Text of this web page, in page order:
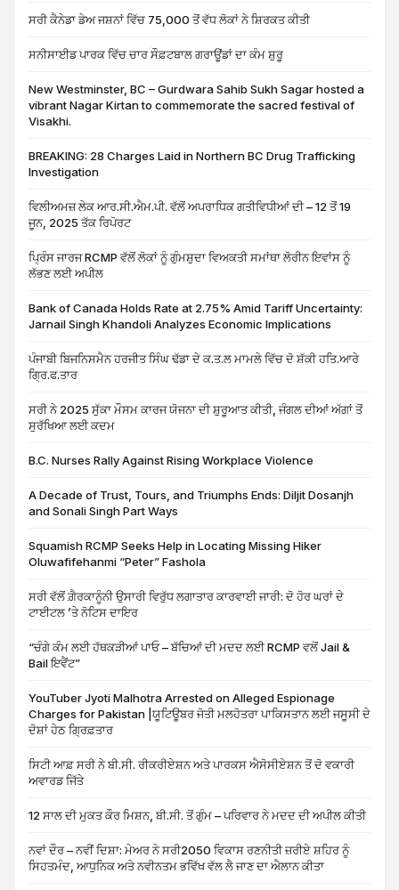
ਸਰੀ ਕੈਨੇਡਾ ਡੇਅ ਜਸ਼ਨਾਂ ਵਿੱਚ 75,000 ਤੋਂ ਵੱਧ ਲੋਕਾਂ ਨੇ ਸ਼ਿਰਕਤ ਕੀਤੀ
ਸਨੀਸਾਈਡ ਪਾਰਕ ਵਿੱਚ ਚਾਰ ਸੌਫ਼ਟਬਾਲ ਗਰਾਊਂਡਾਂ ਦਾ ਕੰਮ ਸ਼ੁਰੂ
New Westminster, BC – Gurdwara Sahib Sukh Sagar hosted a
vibrant Nagar Kirtan to commemorate the sacred festival of
Visakhi.
BREAKING: 28 Charges Laid in Northern BC Drug Trafficking
Investigation
ਵਿਲੀਅਮਜ਼ ਲੇਕ ਆਰ.ਸੀ.ਐਮ.ਪੀ. ਵੱਲੋਂ ਅਪਰਾਧਿਕ ਗਤੀਵਿਧੀਆਂ ਦੀ – 12 ਤੋਂ 19
ਜੂਨ, 2025 ਤੱਕ ਰਿਪੋਰਟ
ਪ੍ਰਿੰਸ ਜਾਰਜ RCMP ਵੱਲੋਂ ਲੋਕਾਂ ਨੂੰ ਗੁੰਮਸ਼ੁਦਾ ਵਿਅਕਤੀ ਸਮਾਂਥਾ ਲੋਰੀਨ ਇਵਾਂਸ ਨੂੰ
ਲੱਭਣ ਲਈ ਅਪੀਲ
Bank of Canada Holds Rate at 2.75% Amid Tariff Uncertainty:
Jarnail Singh Khandoli Analyzes Economic Implications
ਪੰਜਾਬੀ ਬਿਜਨਿਸਮੈਨ ਹਰਜੀਤ ਸਿੰਘ ਢੱਡਾ ਦੇ ਕ.ਤ.ਲ ਮਾਮਲੇ ਵਿੱਚ ਦੋ ਸ਼ੱਕੀ ਹਤਿ.ਆਰੇ
ਗ੍ਰਿ.ਫ.ਤਾਰ
ਸਰੀ ਨੇ 2025 ਸੁੱਕਾ ਮੌਸਮ ਕਾਰਜ ਯੋਜਨਾ ਦੀ ਸ਼ੁਰੂਆਤ ਕੀਤੀ, ਜੰਗਲ ਦੀਆਂ ਅੱਗਾਂ ਤੋਂ
ਸੁਰੱਖਿਆ ਲਈ ਕਦਮ
B.C. Nurses Rally Against Rising Workplace Violence
A Decade of Trust, Tours, and Triumphs Ends: Diljit Dosanjh
and Sonali Singh Part Ways
Squamish RCMP Seeks Help in Locating Missing Hiker
Oluwafifehanmi “Peter” Fashola
ਸਰੀ ਵੱਲੋਂ ਗ਼ੈਰਕਾਨੂੰਨੀ ਉਸਾਰੀ ਵਿਰੁੱਧ ਲਗਾਤਾਰ ਕਾਰਵਾਈ ਜਾਰੀ: ਦੋ ਹੋਰ ਘਰਾਂ ਦੇ
ਟਾਈਟਲ ’ਤੇ ਨੋਟਿਸ ਦਾਇਰ
“ਚੰਗੇ ਕੰਮ ਲਈ ਹੱਥਕੜੀਆਂ ਪਾਓ – ਬੱਚਿਆਂ ਦੀ ਮਦਦ ਲਈ RCMP ਵਲੋਂ Jail &
Bail ਇਵੈਂਟ”
YouTuber Jyoti Malhotra Arrested on Alleged Espionage
Charges for Pakistan |ਯੂਟਿਊਬਰ ਜੋਤੀ ਮਲਹੋਤਰਾ ਪਾਕਿਸਤਾਨ ਲਈ ਜਸੂਸੀ ਦੇ
ਦੋਸ਼ਾਂ ਹੇਠ ਗ੍ਰਿਫ਼ਤਾਰ
ਸਿਟੀ ਆਫ਼ ਸਰੀ ਨੇ ਬੀ.ਸੀ. ਰੀਕਰੀਏਸ਼ਨ ਅਤੇ ਪਾਰਕਸ ਐਸੋਸੀਏਸ਼ਨ ਤੋਂ ਦੋ ਵਕਾਰੀ
ਅਵਾਰਡ ਜਿੱਤੇ
12 ਸਾਲ ਦੀ ਮੁਕਤ ਕੌਰ ਮਿਸ਼ਨ, ਬੀ.ਸੀ. ਤੋਂ ਗੁੰਮ – ਪਰਿਵਾਰ ਨੇ ਮਦਦ ਦੀ ਅਪੀਲ ਕੀਤੀ
ਨਵਾਂ ਦੌਰ – ਨਵੀਂ ਦਿਸ਼ਾ: ਮੇਅਰ ਨੇ ਸਰੀ2050 ਵਿਕਾਸ ਰਣਨੀਤੀ ਜ਼ਰੀਏ ਸ਼ਹਿਰ ਨੂੰ
ਸਿਹਤਮੰਦ, ਆਧੁਨਿਕ ਅਤੇ ਨਵੀਨਤਮ ਭਵਿੱਖ ਵੱਲ ਲੈ ਜਾਣ ਦਾ ਐਲਾਨ ਕੀਤਾ